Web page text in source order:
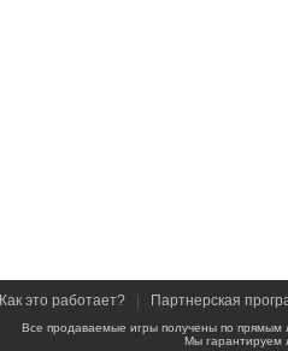
Как это работает? Партнерская
Все продаваемые игры получены по
Мы гарантируем